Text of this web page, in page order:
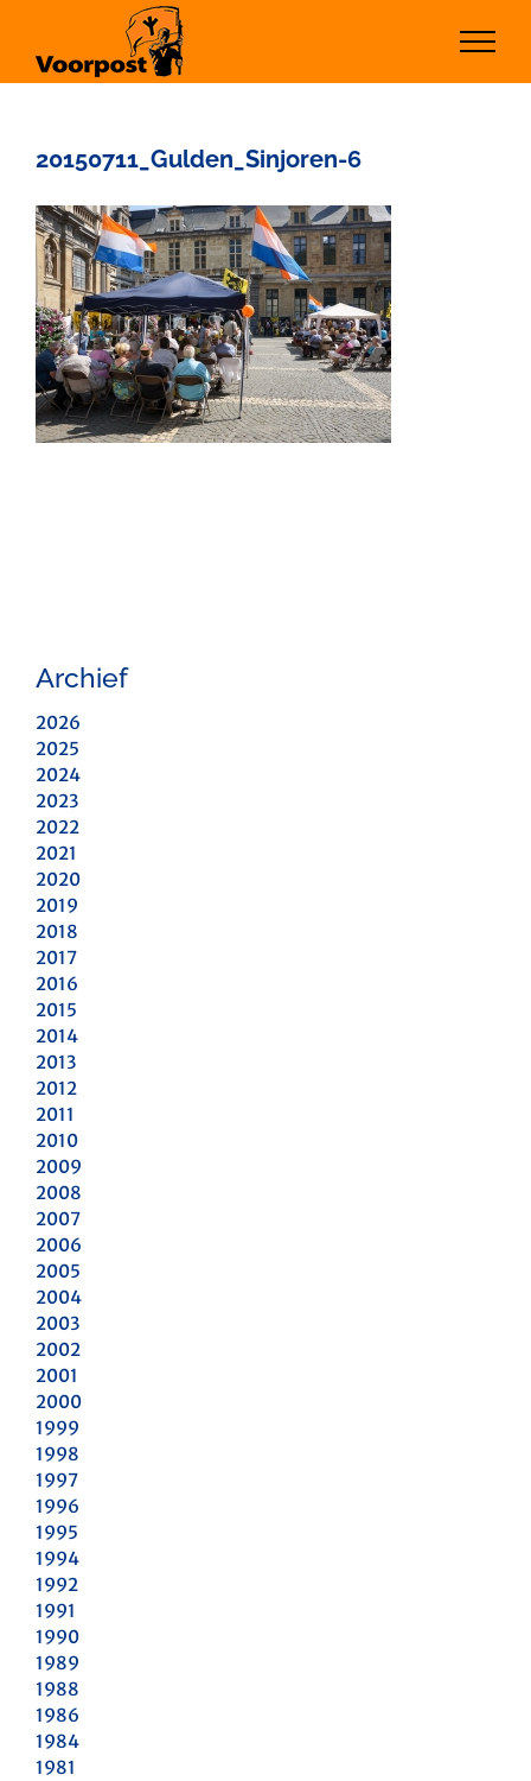
inhoud
20150711_Gulden_Sinjoren-6
Archief
2026
2025
2024
2023
2022
2021
2020
2019
2018
2017
2016
2015
2014
2013
2012
2011
2010
2009
2008
2007
2006
2005
2004
2003
2002
2001
2000
1999
1998
1997
1996
1995
1994
1992
1991
1990
1989
1988
1986
1984
1981